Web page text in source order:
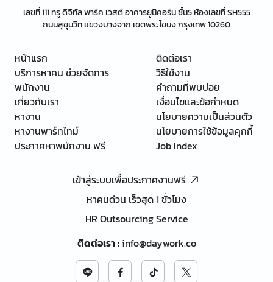
เลขที่ 111 ทรู ดิจิทัล พาร์ค เวสต์ อาคารยูนิคอร์น ชั้น5 ห้องเลขที่ SH555
ถนนสุขุมวิท แขวงบางจาก เขตพระโขนง กรุงเทพ 10260
หน้าแรก
บริการหาคน ช่วยจัดการ
พนักงาน
เกี่ยวกับเรา
หางาน
หางานพาร์ทไทม์
ประกาศหาพนักงาน ฟรี
ติดต่อเรา
วิธีใช้งาน
คำถามที่พบบ่อย
เงื่อนไขและข้อกำหนด
นโยบายความเป็นส่วนตัว
นโยบายการใช้ข้อมูลคุกกี้
Job Index
เข้าสู่ระบบเพื่อประกาศงานฟรี
หาคนด่วน เร็วสุด 1 ชั่วโมง
HR Outsourcing Service
ติดต่อเรา:info@daywork.co